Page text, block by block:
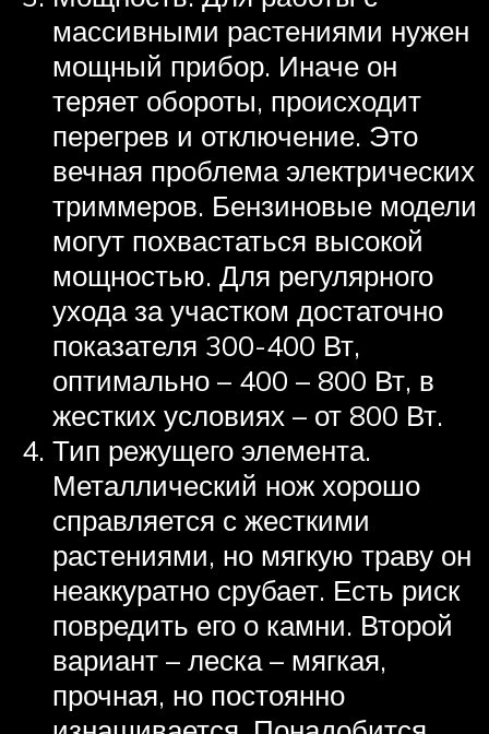
массивными растениями нужен
мощный прибор. Иначе он
теряет обороты, происходит
перегрев и отключение. Это
вечная проблема электрических
триммеров. Бензиновые модели
могут похвастаться высокой
мощностью. Для регулярного
ухода за участком достаточно
показателя 300-400 Вт,
оптимально – 400 – 800 Вт, в
жестких условиях – от 800 Вт.
Тип режущего элемента.
Металлический нож хорошо
справляется с жесткими
растениями, но мягкую траву он
неаккуратно срубает. Есть риск
повредить его о камни. Второй
вариант – леска – мягкая,
прочная, но постоянно